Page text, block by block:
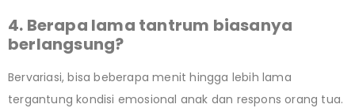
4. Berapa lama tantrum biasanya
berlangsung?
Bervariasi, bisa beberapa menit hingga lebih lama
tergantung kondisi emosional anak dan respons orang tua.